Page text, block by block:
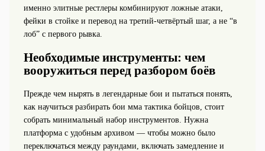
именно элитные рестлеры комбинируют ложные атаки,
фейки в стойке и перевод на третий-четвёртый шаг, а не “в
лоб” с первого рывка.
Необходимые инструменты: чем
вооружиться перед разбором боёв
Прежде чем нырять в легендарные бои и пытаться понять,
как научиться разбирать бои мма тактика бойцов, стоит
собрать минимальный набор инструментов. Нужна
платформа с удобным архивом — чтобы можно было
переключаться между раундами, включать замедление и